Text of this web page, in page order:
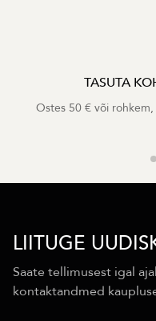
TASUTA
Ostes 50 € või
LIITUGE
Saate tellimusest igal
kontaktandmed